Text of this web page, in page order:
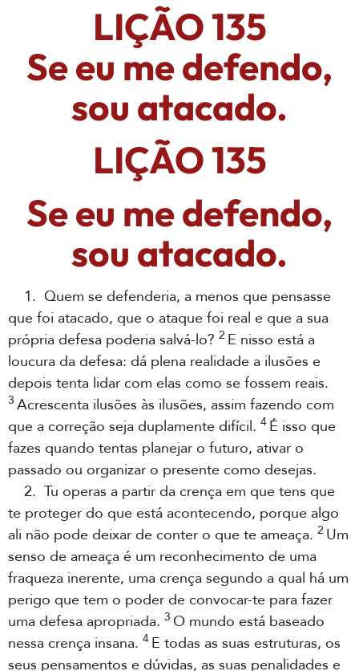
LIÇÃO 135
Se eu me defendo,
sou atacado.
LIÇÃO 135
Se eu me defendo,
sou atacado.
1. Quem se defenderia, a menos que pensasse
que foi atacado, que o ataque foi real e que a sua
própria defesa poderia salvá-lo? 2 E nisso está a
loucura da defesa: dá plena realidade a ilusões e
depois tenta lidar com elas como se fossem reais.
3 Acrescenta ilusões às ilusões, assim fazendo com
que a correção seja duplamente difícil. 4 É isso que
fazes quando tentas planejar o futuro, ativar o
passado ou organizar o presente como desejas.
2. Tu operas a partir da crença em que tens que
te proteger do que está acontecendo, porque algo
ali não pode deixar de conter o que te ameaça. 2 Um
senso de ameaça é um reconhecimento de uma
fraqueza inerente, uma crença segundo a qual há um
perigo que tem o poder de convocar-te para fazer
uma defesa apropriada. 3 O mundo está baseado
nessa crença insana. 4 E todas as suas estruturas, os
seus pensamentos e dúvidas, as suas penalidades e